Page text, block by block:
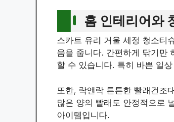
홈 인테리어와
스카트 유리 거울 세정 청소티
움을 줍니다. 간편하게 닦기만
할 수 있습니다. 특히 바쁜 일
또한, 락앤락 튼튼한 빨래건조
많은 양의 빨래도 안정적으로
아이템입니다.